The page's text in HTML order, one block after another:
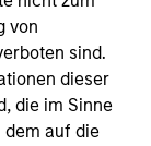
von
sind.
dieser
die im Sinne
dem auf die
cap